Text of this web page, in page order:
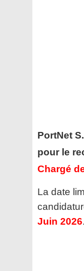
PortNet
pour le
Chargé
La date
Juin 2026.